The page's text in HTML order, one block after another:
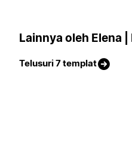
Lainnya oleh Elena
Telusuri 7 templat